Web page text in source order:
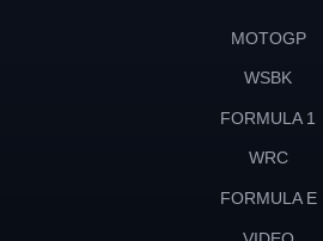
MOTOGP
WSBK
FORMULA 1
WRC
FORMULA E